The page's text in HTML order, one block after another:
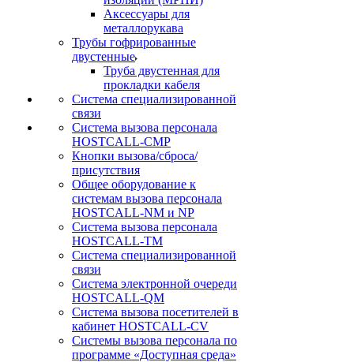
Аксессуары для
металлорукава
Трубы гофрированные
двустенные
Труба двустенная для
прокладки кабеля
Система специализированной
связи
Cистема вызова персонала
HOSTCALL-CMP
Кнопки вызова/сброса/
присутствия
Общее оборудование к
системам вызова персонала
HOSTCALL-NM и NP
Система вызова персонала
HOSTCALL-TM
Система специализированной
связи
Система электронной очереди
HOSTCALL-QM
Cистема вызова посетителей в
кабинет HOSTCALL-CV
Системы вызова персонала по
программе «Доступная среда»